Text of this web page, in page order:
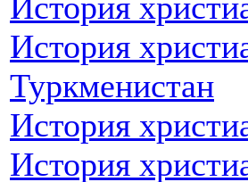
История
Туркменистан
История
История